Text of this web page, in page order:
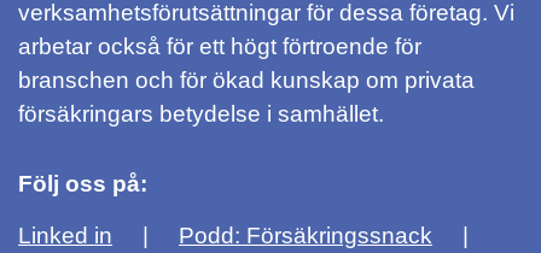
verksamhetsförutsättningar för dessa företag. Vi
arbetar också för ett högt förtroende för
branschen och för ökad kunskap om privata
försäkringars betydelse i samhället.
Följ oss på:
Linked in
Podd: Försäkringssnack